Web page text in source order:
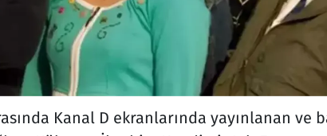
Kanal D ekranlarında yayınlanan ve